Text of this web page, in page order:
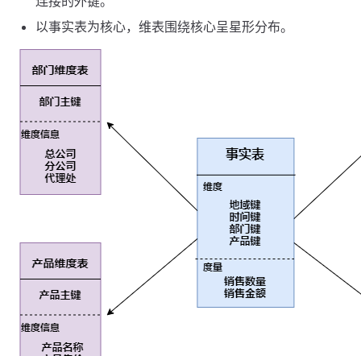
以事实表为核心，维表围绕核心呈星形分布。